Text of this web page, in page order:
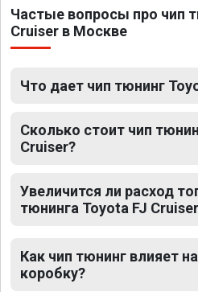
Частые вопросы про чип
Cruiser в Москве
Что дает чип тюнинг
Сколько стоит чип
Cruiser?
Увеличится ли расход
тюнинга Toyota FJ
Как чип тюнинг влияет
коробку?